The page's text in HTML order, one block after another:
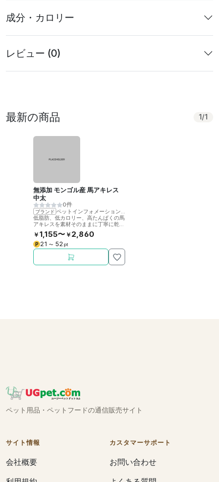
成分・カロリー
レビュー (0)
最新の商品 1/1
無添加 モンゴル産 馬アキレス
中太
0件
ブランド
ペットインフォメーションラック
低脂肪、低カロリー、高たんぱくの馬
アキレスを素材そのままに丁寧に乾燥
させました。噛むことで歯の健康をサ
ポート。
￥ 1,155〜 ￥ 2,860
P 21 〜 52 pt
ペット用品・ペットフードの通信販売サイト
サイト情報
会社概要
カスタマーサポート
お問い合わせ